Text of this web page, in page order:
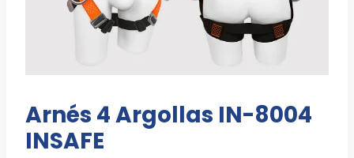
Arnés 4 Argollas IN-8004
INSAFE